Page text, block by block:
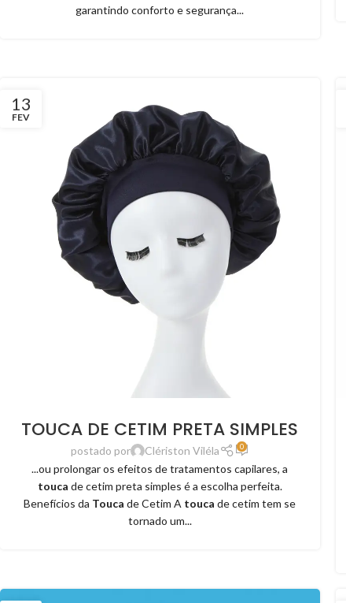
garantindo conforto e segurança...
13
FEV
TOUCA DE CETIM PRETA SIMPLES
postado por Clériston Viléla 0
...ou prolongar os efeitos de tratamentos capilares, a
touca de cetim preta simples é a escolha perfeita.
Benefícios da Touca de Cetim A touca de cetim tem se
tornado um...